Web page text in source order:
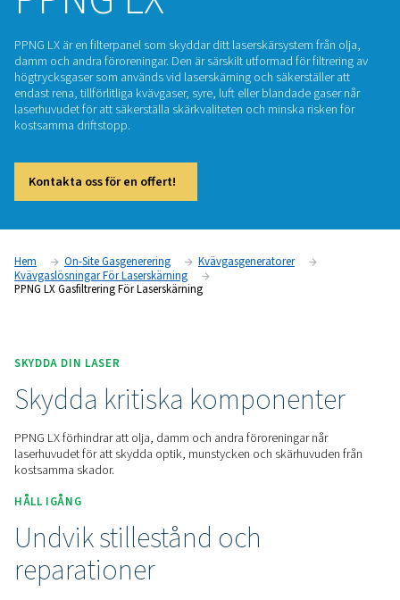
GASFILTRERING FÖR LASERSKÄRNING
PPNG LX
PPNG LX är en filterpanel som skyddar ditt laserskärsystem
högtrycksgaser som används vid laserskärning och
endast rena, tillförlitliga kvävgaser, syre, luft eller blandade
laserhuvudet för att säkerställa skärkvaliteten och minska
kostsamma driftstopp.
Kontakta oss för en offert!
Hem On-Site Gasgenerering
Kvävgasgeneratorer
Kvävgaslösningar För Laserskärning
PPNG LX Gasfiltrering För Laserskärning
SKYDDA DIN LASER